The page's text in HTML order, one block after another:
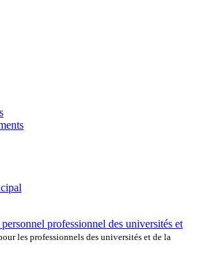
professionnel des universités et
les professionnels des universités et de la